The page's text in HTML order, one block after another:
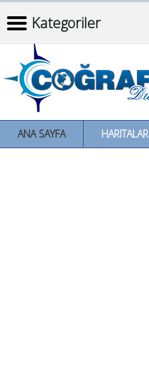
Kategoriler
ANA SAYFA HARITALAR